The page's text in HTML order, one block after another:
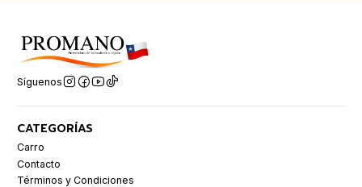
Síguenos
CATEGORÍAS
Carro
Contacto
Términos y Condiciones